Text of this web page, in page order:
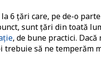
6 țări care, pe de-o
sunt țări din toată
, de bune practici.
trebuie să ne temperăm